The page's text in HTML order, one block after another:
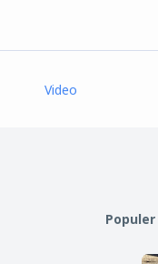
Video
Populer